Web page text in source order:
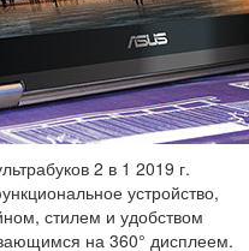
2 в 1 2019 г.
устройство,
стилем и удобством
на 360° дисплеем.